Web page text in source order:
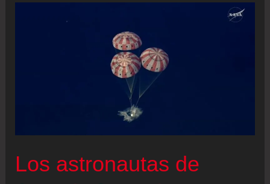
humanidad
eterna,
Los astronautas de